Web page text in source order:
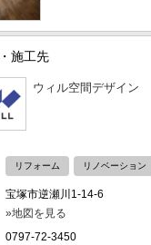
施工先
ウィル空間デザイン
リフォーム リノベーション
宝塚市逆瀬川1-14-6
»地図を見る
0797-72-3450